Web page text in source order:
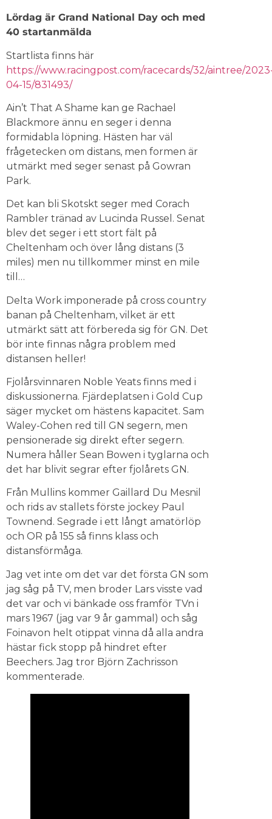
Lördag är Grand National Day och med
40 startanmälda
Startlista finns här
https://www.racingpost.com/racecards/32/aintree/
04-15/831493/
Ain’t That A Shame kan ge Rachael
Blackmore ännu en seger i denna
formidabla löpning. Hästen har väl
frågetecken om distans, men formen är
utmärkt med seger senast på Gowran
Park.
Det kan bli Skotskt seger med Corach
Rambler tränad av Lucinda Russel. Senat
blev det seger i ett stort fält på
Cheltenham och över lång distans (3
miles) men nu tillkommer minst en mile
till…
Delta Work imponerade på cross country
banan på Cheltenham, vilket är ett
utmärkt sätt att förbereda sig för GN. Det
bör inte finnas några problem med
distansen heller!
Fjolårsvinnaren Noble Yeats finns med i
diskussionerna. Fjärdeplatsen i Gold Cup
säger mycket om hästens kapacitet. Sam
Waley-Cohen red till GN segern, men
pensionerade sig direkt efter segern.
Numera håller Sean Bowen i tyglarna och
det har blivit segrar efter fjolårets GN.
Från Mullins kommer Gaillard Du Mesnil
och rids av stallets förste jockey Paul
Townend. Segrade i ett långt amatörlöp
och OR på 155 så finns klass och
distansförmåga.
Jag vet inte om det var det första GN som
jag såg på TV, men broder Lars visste vad
det var och vi bänkade oss framför TVn i
mars 1967 (jag var 9 år gammal) och såg
Foinavon helt otippat vinna då alla andra
hästar fick stopp på hindret efter
Beechers. Jag tror Björn Zachrisson
kommenterade.